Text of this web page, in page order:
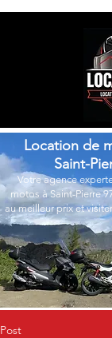
Location de
Saint-
Votre agence
motos à Saint-Pierre
au meilleur prix et
Post